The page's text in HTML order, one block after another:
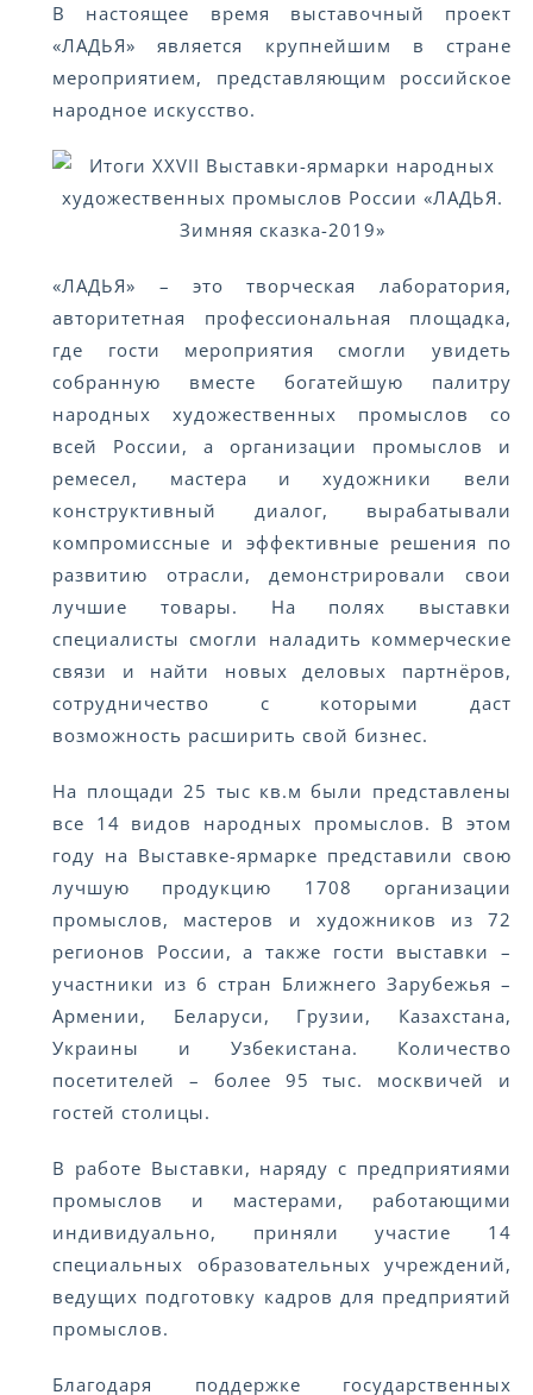
В настоящее время выставочный проект
«ЛАДЬЯ» является крупнейшим в стране
мероприятием, представляющим российское
народное искусство.
«ЛАДЬЯ» – это творческая лаборатория,
авторитетная профессиональная площадка,
где гости мероприятия смогли увидеть
собранную вместе богатейшую палитру
народных художественных промыслов со
всей России, а организации промыслов и
ремесел, мастера и художники вели
конструктивный диалог, вырабатывали
компромиссные и эффективные решения по
развитию отрасли, демонстрировали свои
лучшие товары. На полях выставки
специалисты смогли наладить коммерческие
связи и найти новых деловых партнёров,
сотрудничество с которыми даст
возможность расширить свой бизнес.
На площади 25 тыс кв.м были представлены
все 14 видов народных промыслов. В этом
году на Выставке-ярмарке представили свою
лучшую продукцию 1708 организации
промыслов, мастеров и художников из 72
регионов России, а также гости выставки –
участники из 6 стран Ближнего Зарубежья –
Армении, Беларуси, Грузии, Казахстана,
Украины и Узбекистана. Количество
посетителей – более 95 тыс. москвичей и
гостей столицы.
В работе Выставки, наряду с предприятиями
промыслов и мастерами, работающими
индивидуально, приняли участие 14
специальных образовательных учреждений,
ведущих подготовку кадров для предприятий
промыслов.
Благодаря поддержке государственных